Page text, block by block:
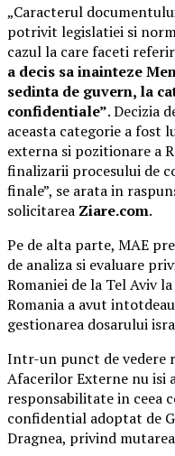
„Caracterul
potrivit legislatiei si
cazul la care faceti
a decis sa inainteze
sedinta de guvern, la
confidentiale”. Decizia
aceasta categorie a fost
externa si pozitionare a
finalizarii procesului de
finale”, se arata in
solicitarea Ziare.com.
Pe de alta parte, MAE
de analiza si evaluare
Romaniei de la Tel Aviv
Romania a avut
gestionarea dosarului
Intr-un punct de vedere
Afacerilor Externe nu isi
responsabilitate in ceea
confidential adoptat de
Dragnea, privind